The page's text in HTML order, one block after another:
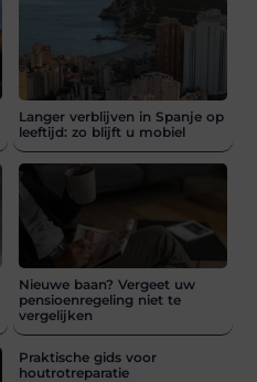
Langer verblijven in Spanje op
leeftijd: zo blijft u mobiel
Nieuwe baan? Vergeet uw
pensioenregeling niet te
vergelijken
Praktische gids voor
houtrotreparatie